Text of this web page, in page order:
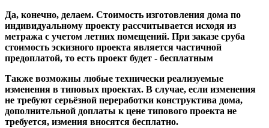
Да, конечно, делаем. Стоимость изготовления дома по
индивидуальному проекту рассчитывается исходя из
метража с учетом летних помещений. При заказе сруба
стоимость эскизного проекта является частичной
предоплатой, то есть проект будет - бесплатным
Также возможны любые технически реализуемые
изменения в типовых проектах. В случае, если изменения
не требуют серьёзной переработки конструктива дома,
дополнительной доплаты к цене типового проекта не
требуется, измения вносятся бесплатно.